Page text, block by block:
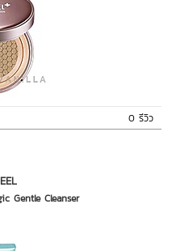
0 รีวิว
Gentle Cleanser